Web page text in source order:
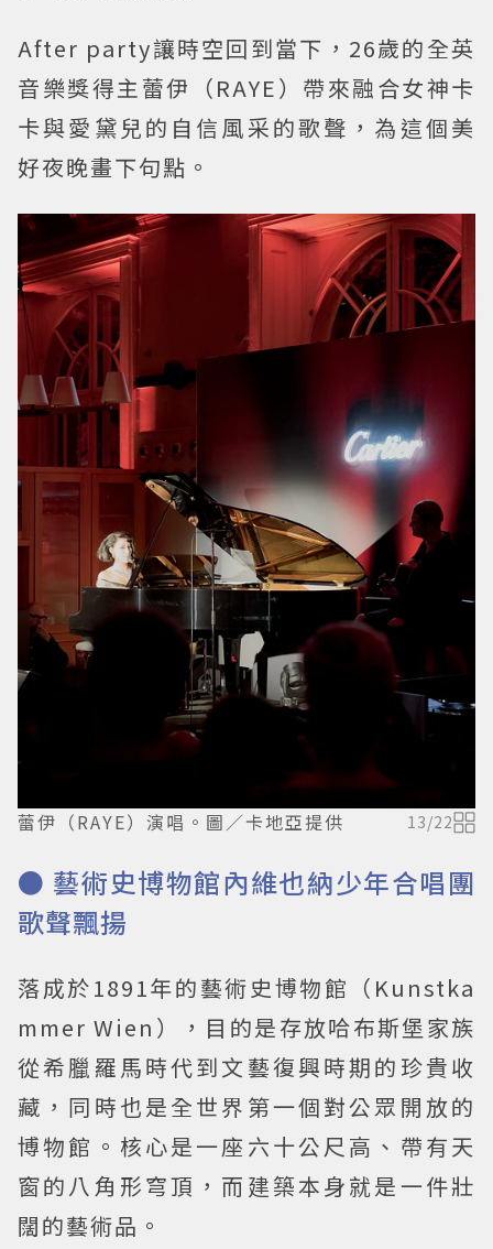
After party讓時空回到當下，26歲的全英
音樂獎得主蕾伊（RAYE）帶來融合女神卡
卡與愛黛兒的自信風采的歌聲，為這個美
好夜晚畫下句點。
蕾伊（RAYE）演唱。圖／卡地亞提供 13/22
● 藝術史博物館內維也納少年合唱團
歌聲飄揚
落成於1891年的藝術史博物館（Kunstka
mmer Wien），目的是存放哈布斯堡家族
從希臘羅馬時代到文藝復興時期的珍貴收
藏，同時也是全世界第一個對公眾開放的
博物館。核心是一座六十公尺高、帶有天
窗的八角形穹頂，而建築本身就是一件壯
闊的藝術品。